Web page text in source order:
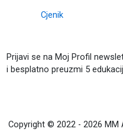
Cjenik
Prijavi se na Moj Profil
i besplatno preuzmi 5
Copyright © 2022 - 2026